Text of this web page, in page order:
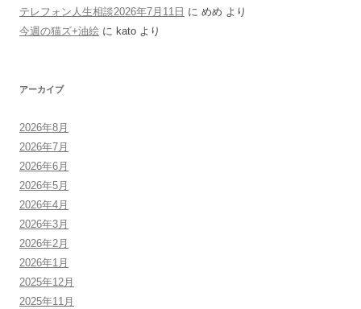
テレフォン人生相談2026年7月11日 に めめ より
今週の猫ズ+油絵 に kato より
アーカイブ
2026年8月
2026年7月
2026年6月
2026年5月
2026年4月
2026年3月
2026年2月
2026年1月
2025年12月
2025年11月